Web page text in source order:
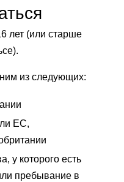
лет (или старше
из следующих:
ЕС,
у которого есть
пребывание в